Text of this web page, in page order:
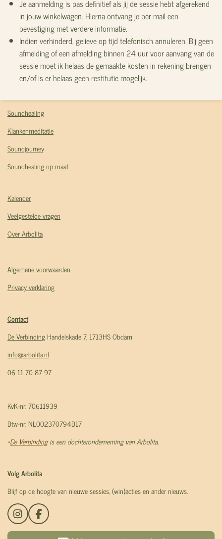
Je aanmelding is pas definitief als jij de sessie hebt afgerekend
in jouw winkelwagen. Hierna ontvang je per mail een
bevestiging met verdere informatie.
Indien verhinderd, gelieve op tijd telefonisch annuleren. Bij geen
afmelding of een afmelding binnen 24 uur voor aanvang van de
sessie moet ik helaas de gemaakte kosten in rekening brengen
en/of is er helaas geen restitutie mogelijk.
Soundhealing
Klankenmeditatie
Soundjourney
Soundhealing op maat
Kalender
Veelgestelde vragen
Over Arbolita
Algemene voorwaarden
Privacy verklaring
Contact
De Verbinding Handelskade 7, 1713HS Obdam
info@arbolita.nl
06 11 70 87 97
KvK-nr: 70611939
Btw-nr: NL002370794B17
*De Verbindingis een dochteronderneming van Arbolita.
Volg Arbolita
Blijf op de hoogte van nieuwe sessies, (win)acties en ander nieuws.
I
n
F
a